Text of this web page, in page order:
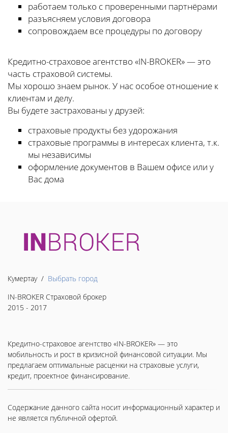
работаем только с проверенными партнёрами
разъясняем условия договора
сопровождаем все процедуры по договору
Кредитно-страховое агентство «IN-BROKER» — это
часть страховой системы.
Мы хорошо знаем рынок. У нас особое отношение к
клиентам и делу.
Вы будете застрахованы у друзей:
страховые продукты без удорожания
страховые программы в интересах клиента, т.к.
мы независимы
оформление документов в Вашем офисе или у
Вас дома
Кумертау / Выбрать город
IN-BROKER Страховой брокер
2015 - 2017
Кредитно-страховое агентство «IN-BROKER» — это
мобильность и рост в кризисной финансовой ситуации. Мы
предлагаем оптимальные расценки на страховые услуги,
кредит, проектное финансирование.
Содержание данного сайта носит информационный характер и
не является публичной офертой.